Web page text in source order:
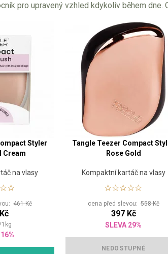
pro upravený vzhled kdykoliv během dne.
Styler
Cream
na vlasy
461 Kč
1 kg
Tangle Teezer Compact
Rose Gold
Kompaktní kartáč na vlasy
cena před slevou:558 Kč
397 Kč
SLEVA 29%
NEDOSTUPNÉ